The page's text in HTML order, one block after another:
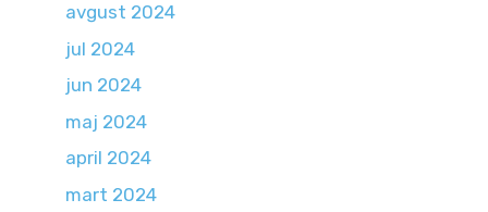
avgust 2024
jul 2024
jun 2024
maj 2024
april 2024
mart 2024